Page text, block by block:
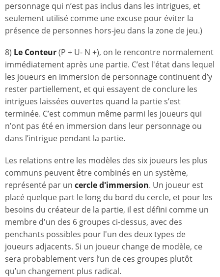
personnage qui n’est pas inclus dans les intrigues, et
seulement utilisé comme une excuse pour éviter la
présence de personnes hors-jeu dans la zone de jeu.)
8) Le Conteur(P + U- N +), on le rencontre normalement
immédiatement après une partie. C’est l'état dans lequel
les joueurs en immersion de personnage continuent d’y
rester partiellement, et qui essayent de conclure les
intrigues laissées ouvertes quand la partie s’est
terminée. C’est commun même parmi les joueurs qui
n’ont pas été en immersion dans leur personnage ou
dans l’intrigue pendant la partie.
Les relations entre les modèles des six joueurs les plus
communs peuvent être combinés en un système,
représenté par un cercle d'immersion. Un joueur est
placé quelque part le long du bord du cercle, et pour les
besoins du créateur de la partie, il est défini comme un
membre d'un des 6 groupes ci-dessus, avec des
penchants possibles pour l'un des deux types de
joueurs adjacents. Si un joueur change de modèle, ce
sera probablement vers l’un de ces groupes plutôt
qu’un changement plus radical.